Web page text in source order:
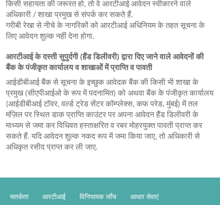
किसी सहायता की जरूरत हो, तो वे आरटीआई आवेदन स्वीकारने वाले
अधिकारी / शाखा प्रमुख से संपर्क कर सकते हैं.
गरीबी रेखा से नीचे के नागरिकों को आरटीआई अधिनियम के तहत सूचना के
लिए आवेदन शुल्क नहीं देना होगा.
आरटीआई के दस्ती सुपुर्दगी (हैंड डिलीवरी) द्वारा दिए जाने वाले आवेदनों की
बैंक के पंजीकृत कार्यालय व शाखाओं में प्राप्ति व पावती
आईडीबीआई बैंक से सूचना के इच्छुक आवेदक बैंक की किसी भी शाखा के
प्रमुख (सीएपीआईओ के रूप में पदनामित) को अथवा बैंक के पंजीकृत कार्यालय
(आईडीबीआई टॉवर, वर्ल्ड ट्रेड सेंटर कॉम्प्लेक्स, कफ परेड, मुंबई) में तल
मंज़िल पर स्थित डाक प्राप्ति काउंटर पर अपना आवेदन हैंड डिलीवरी के
माध्यम से जमा कर विधिवत हस्ताक्षरित व रबर मोहरयुक्त पावती प्राप्त कर
सकते हैं. यदि आवेदन शुल्क नकद रूप में जमा किया जाए, तो अधिकारी से
अधिकृत रसीद प्राप्त कर ली जाए.
सतर्कता आरटीआई विनियामक जाँच आधार सेवाएं